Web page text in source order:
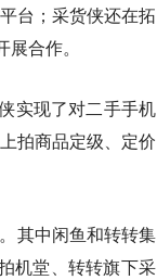
台；采货侠还在拓
合作。
实现了对二手手机
拍商品定级、定价
其中闲鱼和转转集
机堂、转转旗下采